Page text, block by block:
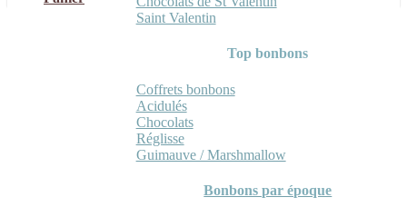
Saint Valentin
Top bonbons
Coffrets bonbons
Acidulés
Chocolats
Réglisse
Guimauve / Marshmallow
Bonbons par époque